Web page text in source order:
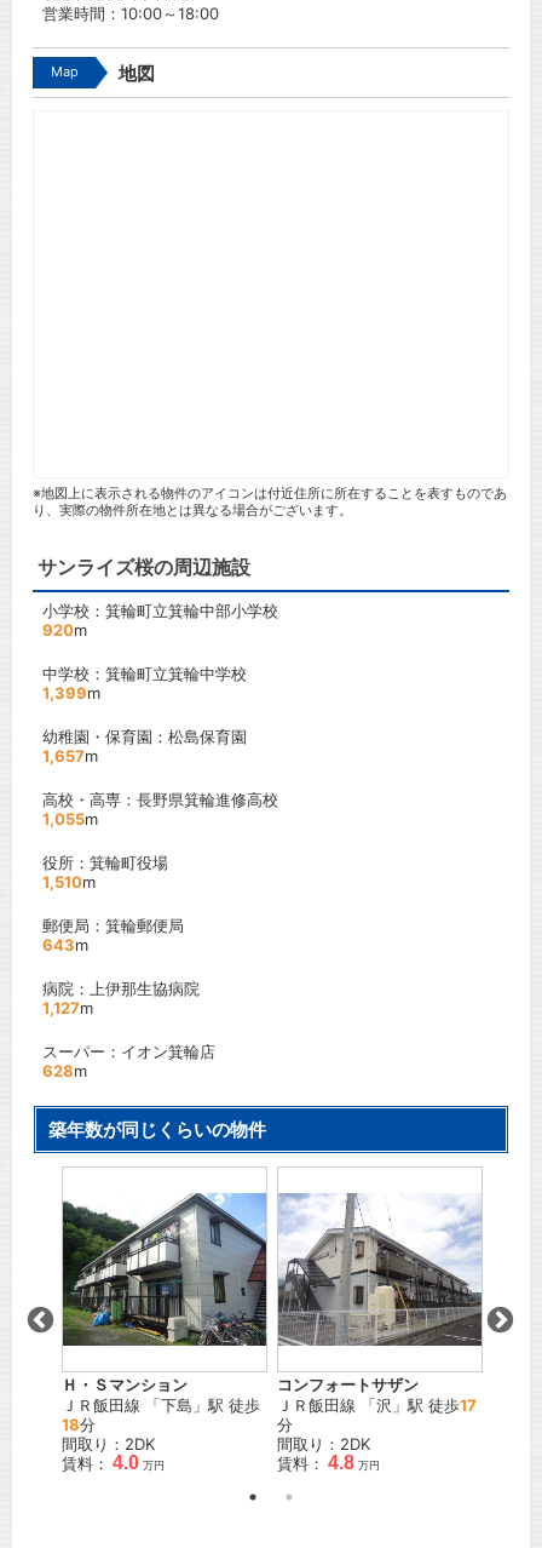
営業時間：10:00～18:00
Map 地図
※地図上に表示される物件のアイコンは付近住所に所在することを表すものであ
り、実際の物件所在地とは異なる場合がございます。
サンライズ桜の周辺施設
小学校：箕輪町立箕輪中部小学校
920m
中学校：箕輪町立箕輪中学校
1,399m
幼稚園・保育園：松島保育園
1,657m
高校・高専：長野県箕輪進修高校
1,055m
役所：箕輪町役場
1,510m
郵便局：箕輪郵便局
643m
病院：上伊那生協病院
1,127m
スーパー：イオン箕輪店
628m
築年数が同じくらいの物件
Ｈ・Ｓマンション
ＪＲ飯田線 「下島 」駅 徒歩
18分
間取り：2DK
賃料： 4.0 万円
コンフォートサザン
ＪＲ飯田線 「沢 」駅 徒歩17
分
間取り：2DK
賃料： 4.8 万円